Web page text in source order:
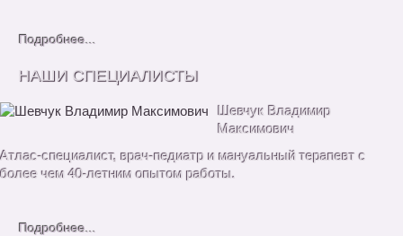
Подробнее...
НАШИ СПЕЦИАЛИСТЫ
Шевчук Владимир
Максимович
Атлас-специалист, врач-педиатр и мануальный терапевт с
более чем 40-летним опытом работы.
Подробнее...